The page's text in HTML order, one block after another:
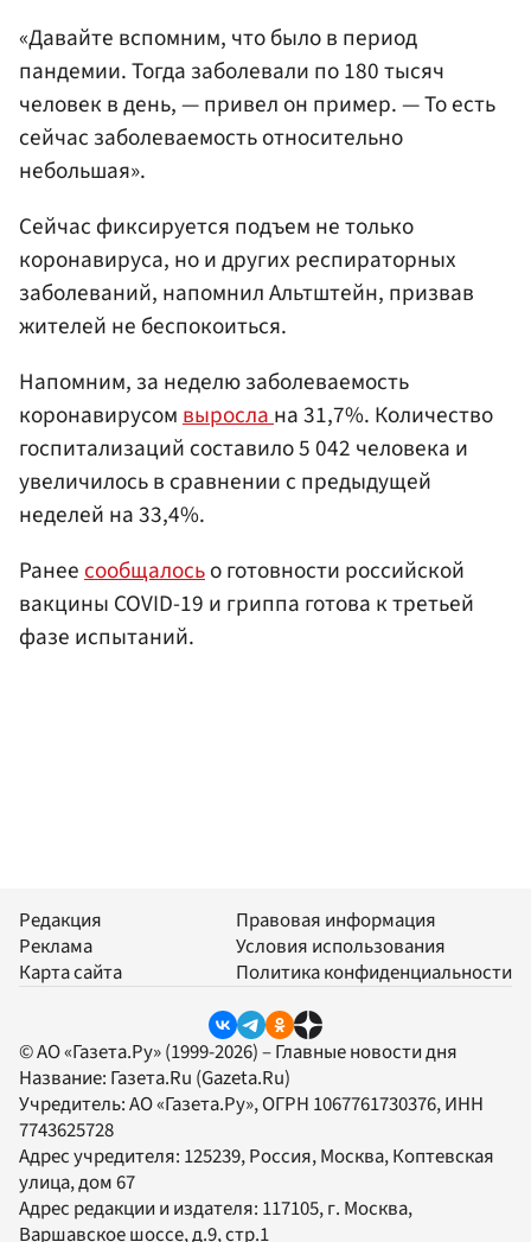
«Давайте вспомним, что было в период
пандемии. Тогда заболевали по 180 тысяч
человек в день, — привел он пример. — То есть
сейчас заболеваемость относительно
небольшая».
Сейчас фиксируется подъем не только
коронавируса, но и других респираторных
заболеваний, напомнил Альтштейн, призвав
жителей не беспокоиться.
Напомним, за неделю заболеваемость
коронавирусомвырослана 31,7%. Количество
госпитализаций составило 5 042 человека и
увеличилось в сравнении с предыдущей
неделей на 33,4%.
Ранеесообщалосьо готовности российской
вакцины COVID-19 и гриппа готова к третьей
фазе испытаний.
Редакция
Реклама
Карта сайта
Правовая информация
Условия использования
Политика конфиденциальности
© АО «Газета.Ру» (1999-2026) – Главные новости дня
Название: Газета.Ru (Gazeta.Ru)
Учредитель:АО «Газета.Ру», ОГРН 1067761730376, ИНН
7743625728
Адрес учредителя: 125239, Россия, Москва, Коптевская
улица, дом 67
Адрес редакции и издателя: 117105, г. Москва,
Варшавское шоссе, д.9, стр.1